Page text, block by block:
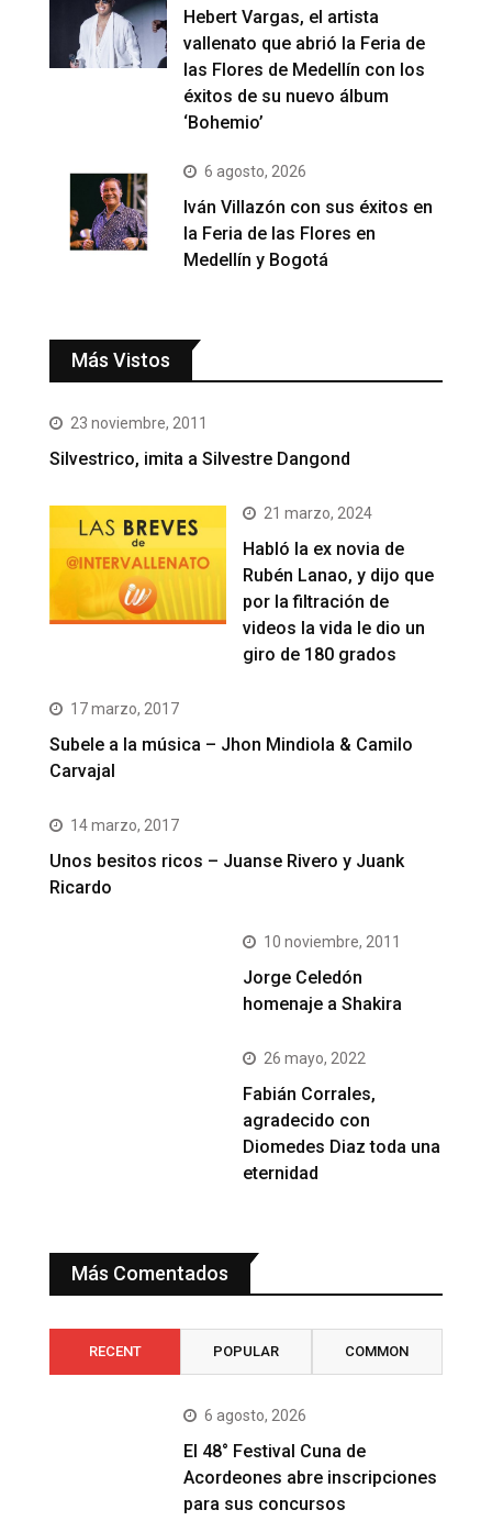
Hebert Vargas, el artista
vallenato que abrió la Feria de
las Flores de Medellín con los
éxitos de su nuevo álbum
‘Bohemio’
6 agosto, 2026
Iván Villazón con sus éxitos en
la Feria de las Flores en
Medellín y Bogotá
Más Vistos
23 noviembre, 2011
Silvestrico, imita a Silvestre Dangond
21 marzo, 2024
Habló la ex novia de
Rubén Lanao, y dijo que
por la filtración de
videos la vida le dio un
giro de 180 grados
17 marzo, 2017
Subele a la música – Jhon Mindiola & Camilo
Carvajal
14 marzo, 2017
Unos besitos ricos – Juanse Rivero y Juank
Ricardo
10 noviembre, 2011
Jorge Celedón
homenaje a Shakira
26 mayo, 2022
Fabián Corrales,
agradecido con
Diomedes Diaz toda una
eternidad
Más Comentados
RECENT POPULAR COMMON
6 agosto, 2026
El 48° Festival Cuna de
Acordeones abre inscripciones
para sus concursos